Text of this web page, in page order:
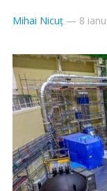
Mihai Nicuț— 8